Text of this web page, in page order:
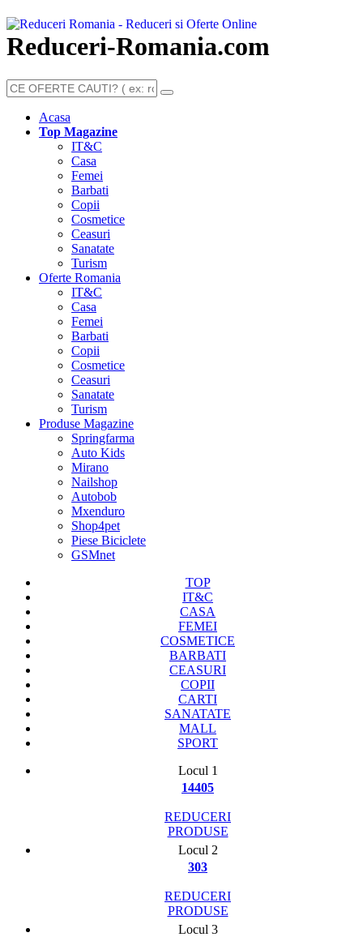
Reduceri-Romania.com
Acasa
Top Magazine
IT&C
Casa
Femei
Barbati
Copii
Cosmetice
Ceasuri
Sanatate
Turism
Oferte Romania
IT&C
Casa
Femei
Barbati
Copii
Cosmetice
Ceasuri
Sanatate
Turism
Produse Magazine
Springfarma
Auto Kids
Mirano
Nailshop
Autobob
Mxenduro
Shop4pet
Piese Biciclete
GSMnet
TOP
IT&C
CASA
FEMEI
COSMETICE
BARBATI
CEASURI
COPII
CARTI
SANATATE
MALL
SPORT
Locul 1
14405
REDUCERI
PRODUSE
Locul 2
303
REDUCERI
PRODUSE
Locul 3